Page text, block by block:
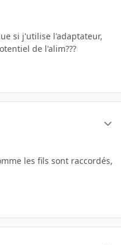
si j'utilise l'adaptateur,
de l'alim???
les fils sont raccordés,